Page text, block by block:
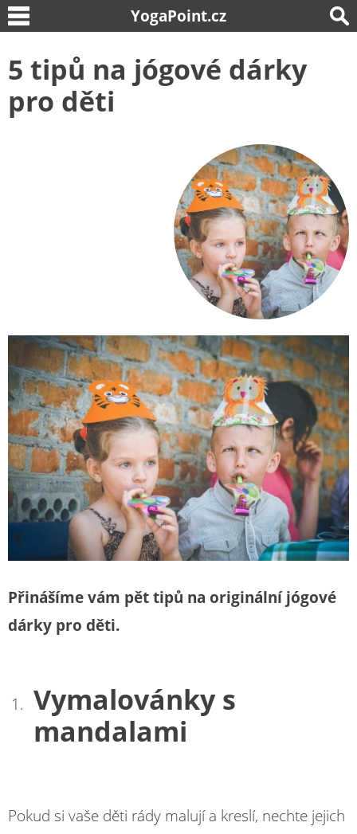
YogaPoint.cz
5 tipů na jógové dárky
pro děti
Přinášíme vám pět tipů na originální jógové
dárky pro děti.
Vymalovánky s
mandalami
Pokud si vaše děti rády malují a kreslí, nechte jejich